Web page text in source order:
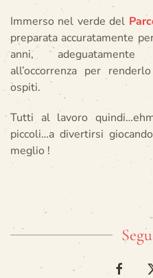
Immerso nel verde del
preparata accuratamente
anni,
all’occorrenza per
ospiti.
Tutti al lavoro
piccoli…a divertirsi
meglio !